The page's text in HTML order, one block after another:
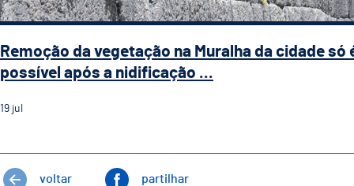
Remoção da vegetação na Muralha da cidade só
possível após a nidificação ...
19 jul
voltar partilhar